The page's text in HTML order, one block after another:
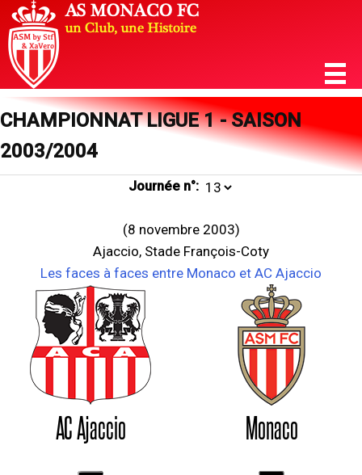
CHAMPIONNAT LIGUE 1 - SAISON
2003/2004
Journée n°:
(8 novembre 2003)
Ajaccio, Stade François-Coty
Les faces à faces entre Monaco et AC Ajaccio
AC Ajaccio Monaco